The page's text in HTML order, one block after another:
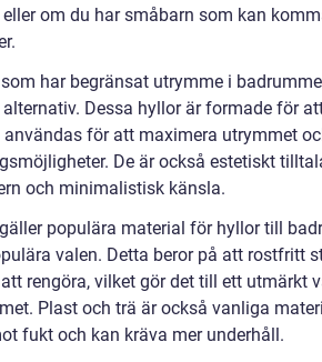
om du har småbarn som kan
har begränsat utrymme i
Dessa hyllor är formade för
användas för att maximera utrymmet
De är också estetiskt
och minimalistisk känsla.
populära material för hyllor till
valen. Detta beror på att rostfritt
rengöra, vilket gör det till ett utmärkt
Plast och trä är också vanliga
fukt och kan kräva mer underhåll.